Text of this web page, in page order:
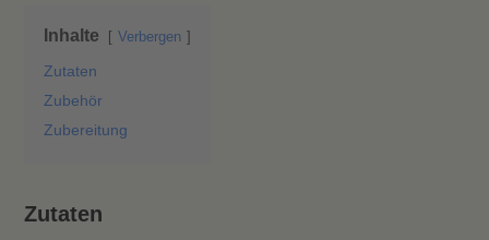
Inhalte Verbergen
Zutaten
Zubehör
Zubereitung
Zutaten